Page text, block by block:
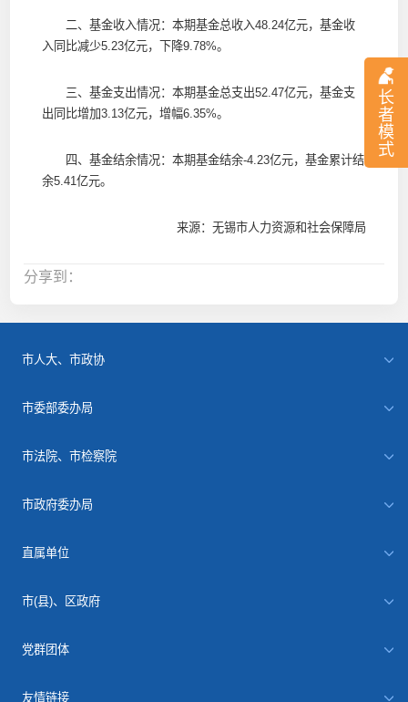
长
者
模
式
二、基金收入情况：本期基金总收入48.24亿元，基金收
入同比减少5.23亿元，下降9.78%。
三、基金支出情况：本期基金总支出52.47亿元，基金支
出同比增加3.13亿元，增幅6.35%。
四、基金结余情况：本期基金结余-4.23亿元，基金累计结
余5.41亿元。
来源：无锡市人力资源和社会保障局
分享到：
市人大、市政协
市委部委办局
市法院、市检察院
市政府委办局
直属单位
市(县)、区政府
党群团体
友情链接